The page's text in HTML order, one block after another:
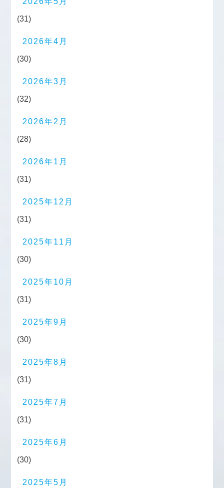
(31)
2026年4月
(30)
2026年3月
(32)
2026年2月
(28)
2026年1月
(31)
2025年12月
(31)
2025年11月
(30)
2025年10月
(31)
2025年9月
(30)
2025年8月
(31)
2025年7月
(31)
2025年6月
(30)
2025年5月